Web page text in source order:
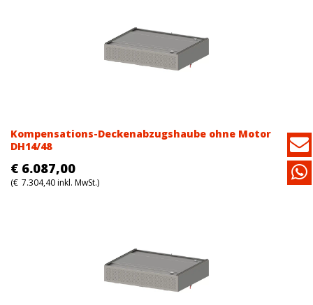
Kompensations-Deckenabzugshaube ohne Motor
DH14/48
€ 6.087,00
(€ 7.304,40inkl. MwSt.)